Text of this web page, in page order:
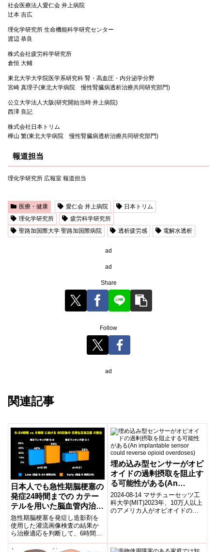
社会医療法人愛仁会 井上病院
辻本 吉広
理化学研究所 生命機能科学研究センター
渡辺 恭良
株式会社疲労科学研究所
倉恒 大輔
東北大学大学院医学系研究科 腎・高血圧・内分泌学分野
宮崎 真理子(東北大学病院 慢性腎臓病透析治療共同研究部門)
公立大学法人大阪(研究開始当時 井上病院)
西澤 良記
株式会社日本トリム
樺山 繁(東北大学病院 慢性腎臓病透析治療共同研究部門)
報道担当
理化学研究所 広報室 報道担当
医療・健康 愛仁会 井上病院
日本トリム
理化学研究所
疲労科学研究所
聖路加国際大学 聖路加国際病院
透析疲労感 電解水透析
ad
ad
Share
Follow
ad
関連記事
日本人でも急性期脳梗塞の
発症24時間までの カテー
テルを用いた脳血管内治療
に灌流画像が有用
急性期脳梗塞を発症し造影剤を
使用した灌流画像検査の結果か
ら治療適応を判断して、6時間以
内と、6-24時間にカテーテルを
用いた脳血管内治療(機械的血栓
埋め込み型センサーがオピ
オイドの過剰摂取を阻止す
る可能性がある(An
implantable sensor could
reverse opioid
overdoses)
2024-08-14 マサチューセッツ工
科大学(MIT)2023年、10万人以上
のアメリカ人がオピオイドの過